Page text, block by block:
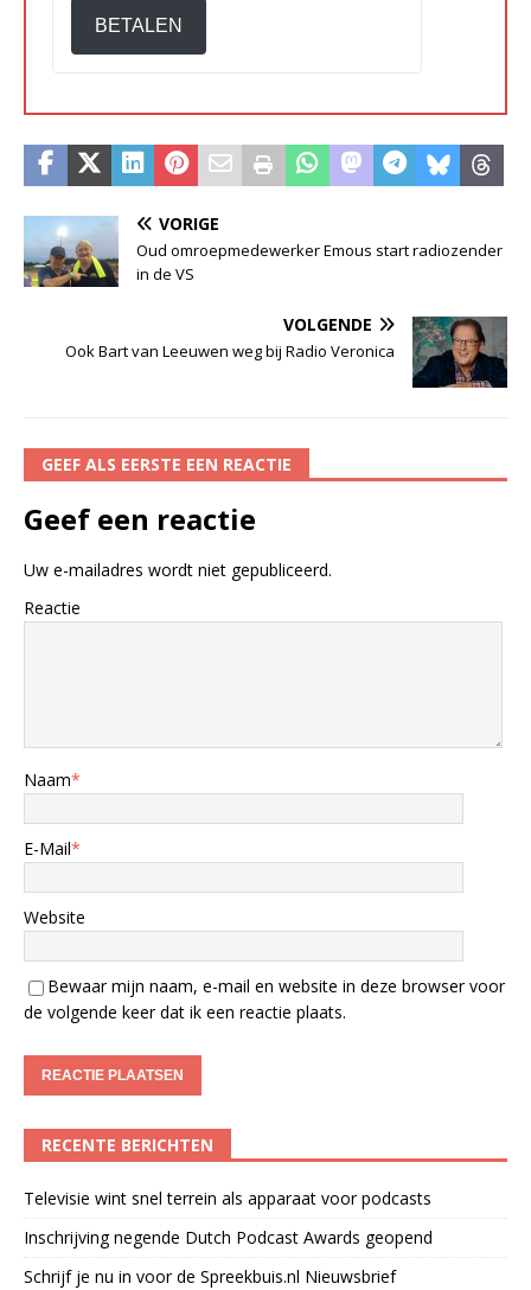
BETALEN
VORIGE
Oud omroepmedewerker Emous start radiozender
in de VS
VOLGENDE
Ook Bart van Leeuwen weg bij Radio Veronica
GEEF ALS EERSTE EEN REACTIE
Geef een reactie
Uw e-mailadres wordt niet gepubliceerd.
Reactie
Naam*
E-Mail*
Website
Bewaar mijn naam, e-mail en website in deze browser voor
de volgende keer dat ik een reactie plaats.
RECENTE BERICHTEN
Televisie wint snel terrein als apparaat voor podcasts
Inschrijving negende Dutch Podcast Awards geopend
Schrijf je nu in voor de Spreekbuis.nl Nieuwsbrief